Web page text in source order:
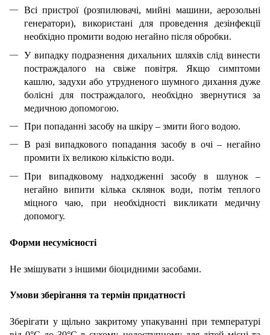
Всі пристрої (розпилювачі, мийні машини, аерозольні
генератори), використані для проведення дезінфекції
необхідно промити водою негайно після обробки.
У випадку подразнення дихальних шляхів слід винести
постраждалого на свіже повітря. Якщо симптоми
кашлю, задухи або утрудненого шумного дихання дуже
болісні для постраждалого, необхідно звернутися за
медичною допомогою.
При попаданні засобу на шкіру – змити його водою.
В разі випадкового попадання засобу в очі – негайно
промити їх великою кількістю води.
При випадковому надходженні засобу в шлунок –
негайно випити кілька склянок води, потім теплого
міцного чаю, при необхідності викликати медичну
допомогу.
Форми несумісності
Не змішувати з іншими біоцидними засобами.
Умови зберігання та термін придатності
Зберігати у щільно закритому упакуванні при температурі